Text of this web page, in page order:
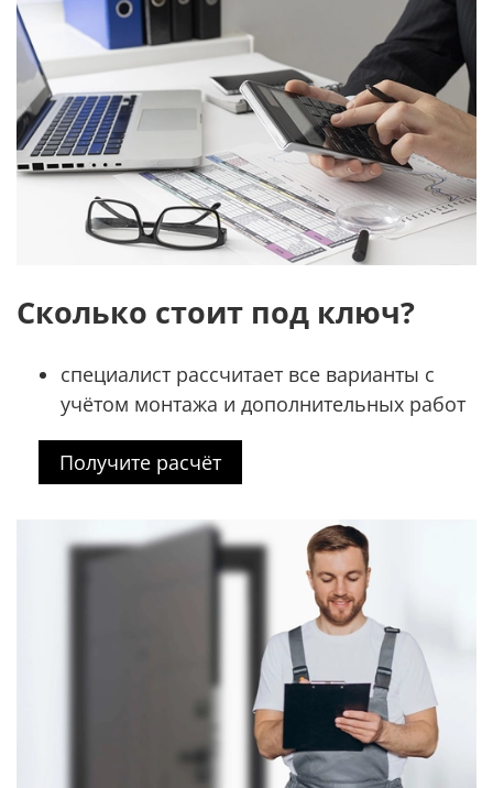
Сколько стоит под ключ?
специалист рассчитает все варианты с
учётом монтажа и дополнительных работ
Получите расчёт